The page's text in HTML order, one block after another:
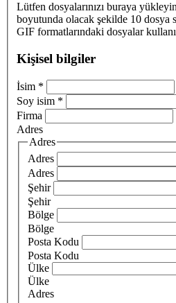
Lütfen dosyalarınızı buraya
boyutunda olacak şekilde 10
GIF formatlarındaki dosyalar
Kişisel bilgiler
İsim *
Soy isim *
Firma
Adres
Adres
Adres
Adres
Şehir
Şehir
Bölge
Bölge
Posta Kodu
Posta Kodu
Ülke
Ülke
Adres